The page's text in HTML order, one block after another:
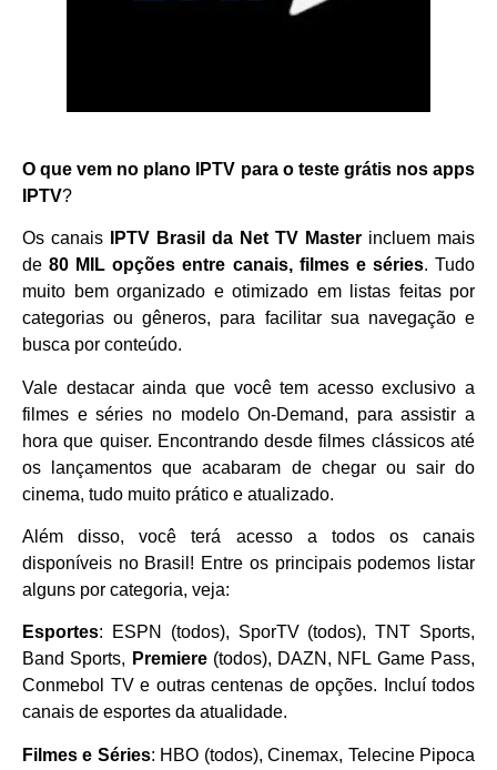
O que vem no plano IPTV para o teste grátis nos apps
IPTV?
Os canais IPTV Brasil da Net TV Master incluem mais
de80 MIL opções entre canais, filmes e séries. Tudo
muito bem organizado e otimizado em listas feitas por
categorias ou gêneros, para facilitar sua navegação e
busca por conteúdo.
Vale destacar ainda que você tem acesso exclusivo a
filmes e séries no modelo On-Demand, para assistir a
hora que quiser. Encontrando desde filmes clássicos até
os lançamentos que acabaram de chegar ou sair do
cinema, tudo muito prático e atualizado.
Além disso, você terá acesso a todos os canais
disponíveis no Brasil! Entre os principais podemos listar
alguns por categoria, veja:
Esportes: ESPN (todos), SporTV (todos), TNT Sports,
Band Sports, Premiere(todos), DAZN, NFL Game Pass,
Conmebol TV e outras centenas de opções. Incluí todos
canais de esportes da atualidade.
Filmes e Séries: HBO (todos), Cinemax, Telecine Pipoca